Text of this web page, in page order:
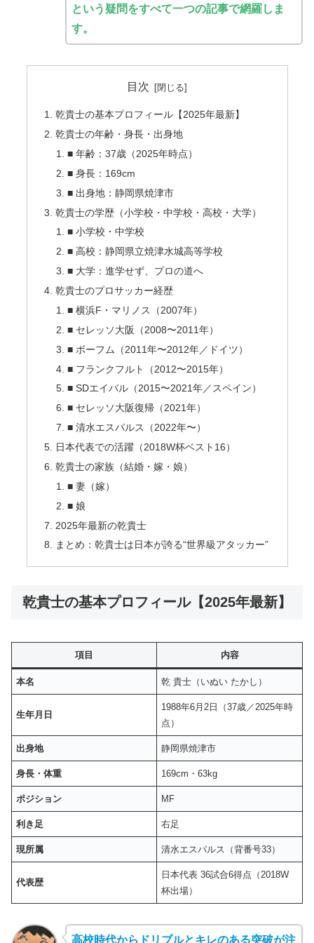
という疑問をすべて一つの記事で網羅しま
す。
目次
乾貴士の基本プロフィール【2025年最新】
乾貴士の年齢・身長・出身地
■ 年齢：37歳（2025年時点）
■ 身長：169cm
■ 出身地：静岡県焼津市
乾貴士の学歴（小学校・中学校・高校・大学）
■ 小学校・中学校
■ 高校：静岡県立焼津水城高等学校
■ 大学：進学せず、プロの道へ
乾貴士のプロサッカー経歴
■ 横浜F・マリノス（2007年）
■ セレッソ大阪（2008〜2011年）
■ ボーフム（2011年〜2012年／ドイツ）
■ フランクフルト（2012〜2015年）
■ SDエイバル（2015〜2021年／スペイン）
■ セレッソ大阪復帰（2021年）
■ 清水エスパルス（2022年〜）
日本代表での活躍（2018W杯ベスト16）
乾貴士の家族（結婚・嫁・娘）
■ 妻（嫁）
■ 娘
2025年最新の乾貴士
まとめ：乾貴士は日本が誇る“世界級アタッカー”
乾貴士の基本プロフィール【2025年最新】
項目 内容
本名 乾 貴士（いぬい たかし）
生年月日
1988年6月2日（37歳／2025年時
点）
出身地 静岡県焼津市
身長・体重 169cm・63kg
ポジション MF
利き足 右足
現所属 清水エスパルス（背番号33）
代表歴
日本代表 36試合6得点（2018W
杯出場）
高校時代からドリブルとキレのある突破が注